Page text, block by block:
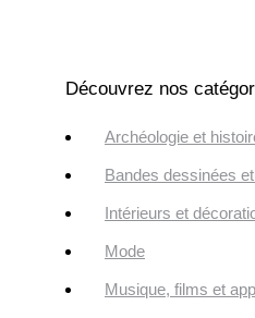
Découvrez nos
Archéologie et
Bandes dessinées
Intérieurs et
Mode
Musique, films et